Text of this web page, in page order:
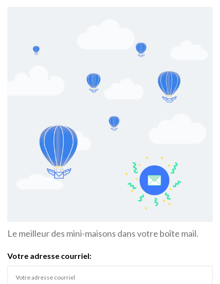
Le meilleur des mini-maisons dans votre boîte mail.
Votre adresse courriel: